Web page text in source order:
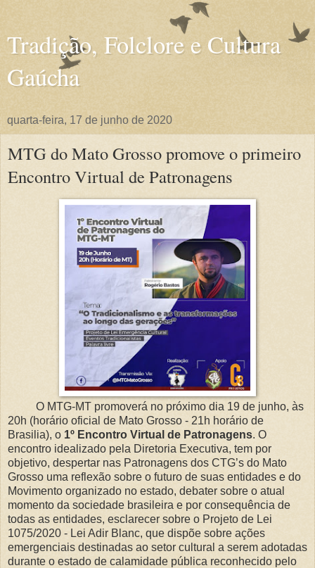
Tradição, Folclore e Cultura
Gaúcha
quarta-feira, 17 de junho de 2020
MTG do Mato Grosso promove o primeiro
Encontro Virtual de Patronagens
O MTG-MT promoverá no próximo dia 19 de junho, às
20h (horário oficial de Mato Grosso - 21h horário de
Brasilia), o 1º Encontro Virtual de Patronagens. O
encontro idealizado pela Diretoria Executiva, tem por
objetivo, despertar nas Patronagens dos CTG’s do Mato
Grosso uma reflexão sobre o futuro de suas entidades e do
Movimento organizado no estado, debater sobre o atual
momento da sociedade brasileira e por consequência de
todas as entidades, esclarecer sobre o Projeto de Lei
1075/2020 - Lei Adir Blanc, que dispõe sobre ações
emergenciais destinadas ao setor cultural a serem adotadas
durante o estado de calamidade pública reconhecido pelo